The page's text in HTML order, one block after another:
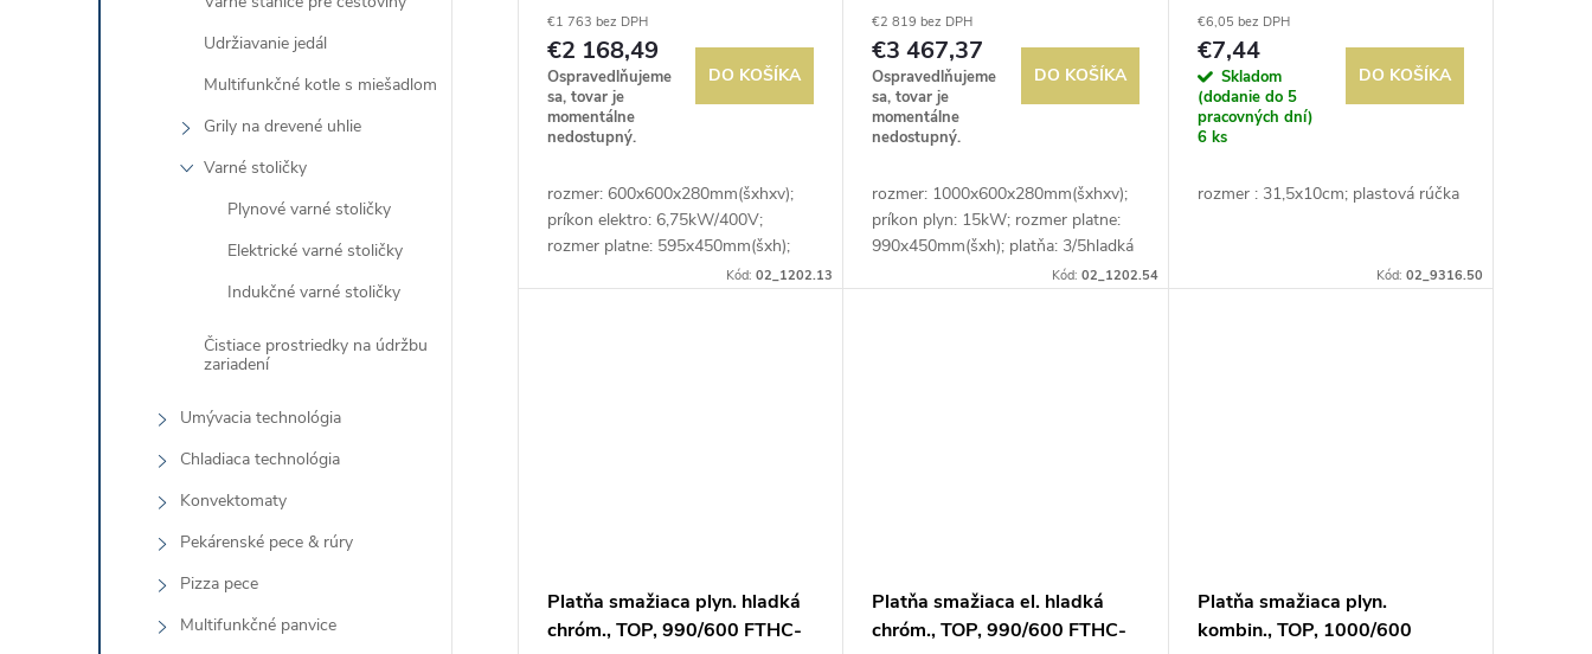
Udržiavanie jedál
Multifunkčné kotle s miešadlom
Grily na drevené uhlie
Varné stoličky
Plynové varné stoličky
Elektrické varné stoličky
Indukčné varné stoličky
Čistiace prostriedky na údržbu
zariadení
Umývacia technológia
Chladiaca technológia
Konvektomaty
Pekárenské pece & rúry
Pizza pece
Multifunkčné panvice
t
€1 763 bez DPH
€2 168,49
Ospravedlňujeme
sa, tovar je
momentálne
nedostupný.
DO KOŠÍKA
rozmer: 600x600x280mm(šxhxv);
príkon elektro: 6,75kW/400V;
rozmer platne: 595x450mm(šxh);
platňa: hladká; prevedenie: brúsený
Kód:02_1202.13
€2 819 bez DPH
€3 467,37
Ospravedlňujeme
sa, tovar je
momentálne
nedostupný.
DO KOŠÍKA
rozmer: 1000x600x280mm(šxhxv);
príkon plyn: 15kW; rozmer platne:
990x450mm(šxh); platňa: 3/5hladká
+ 2/5 ryhovaná; prevedenie: brúsený
Kód: 02_1202.54
€6,05 bez DPH
€7,44
Skladom
(dodanie do 5
pracovných dní)
6 ks
DO KOŠÍKA
rozmer : 31,5x10cm; plastová rúčka
Kód: 02_9316.50
Platňa smažiaca plyn. hladká
chróm., TOP, 990/600 FTHC-
Platňa smažiaca el. hladká
chróm., TOP, 990/600 FTHC-
Platňa smažiaca plyn.
kombin., TOP, 1000/600